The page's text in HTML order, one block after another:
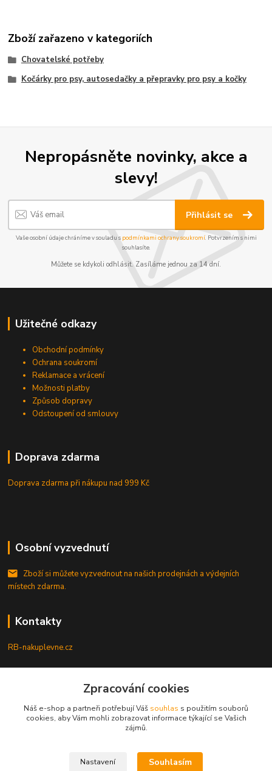
Zboží zařazeno v kategoriích
Chovatelské potřeby
Kočárky pro psy, autosedačky a přepravky pro psy a kočky
Nepropásněte novinky, akce a
slevy!
Přihlásit se
Vaše osobní údaje chráníme v souladu s podmínkami ochrany soukromí. Potvrzením s nimi
souhlasíte.
Můžete se kdykoli odhlásit. Zasíláme jednou za 14 dní.
Užitečné odkazy
Obchodní podmínky
Ochrana soukromí
Reklamace a vrácení
Možnosti platby
Způsob dopravy
Odstoupení od smlouvy
Doprava zdarma
Doprava zdarma při nákupunad 999 Kč
Osobní vyzvednutí
Zboží si můžete vyzvednout na našich prodejnách a výdejních
místech zdarma.
Kontakty
RB-nakuplevne.cz
+420 222722421
info@rb-nakuplevne.cz
Zpracování cookies
Náš e-shop a partneři potřebují Váš souhlas s použitím souborů
cookies, aby Vám mohli zobrazovat informace týkající se Vašich
zájmů.
Nastavení Souhlasím